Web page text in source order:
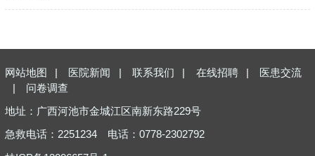
网站地图 医院新闻 联系我们 在线招聘
医患交流
问卷调查
地址：广西河池市金城江区南新东路229号
急救电话：2251234 电话：0778-2302792